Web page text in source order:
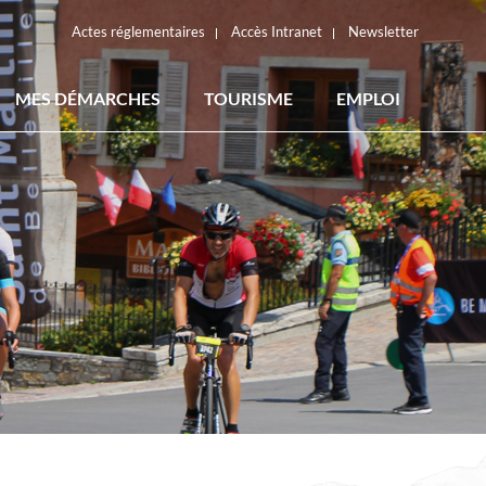
Actes réglementaires Accès Intranet Newsletter
MES DÉMARCHES TOURISME EMPLOI
ACTES RÉGLEMENTAIRES